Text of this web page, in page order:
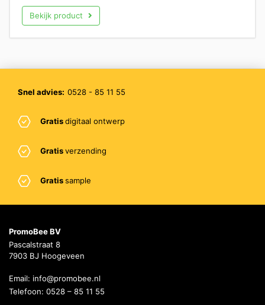
Bekijk product
Snel advies: 0528 - 85 11 55
Gratisdigitaal ontwerp
Gratisverzending
Gratissample
PromoBee BV
Pascalstraat 8
7903 BJ Hoogeveen
Email: info@promobee.nl
Telefoon: 0528 – 85 11 55